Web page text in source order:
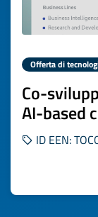
Offerta di
Co-
AI-based
ID EEN: